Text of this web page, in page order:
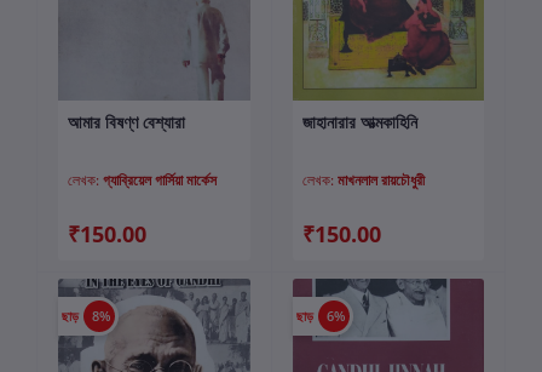
কার্টে যোগ করুন
আমার বিষণ্ণ বেশ্যারা
লেখক: গ্যাব্রিয়েল গার্সিয়া মার্কেস
₹150.00
কার্টে যোগ করুন
জাহানারার আত্মকাহিনি
লেখক: মাখনলাল রায়চৌধুরী
₹150.00
ছাড় 8% ছাড় 6%